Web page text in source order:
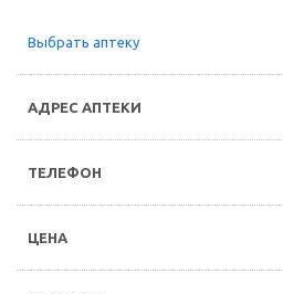
Выбрать аптеку